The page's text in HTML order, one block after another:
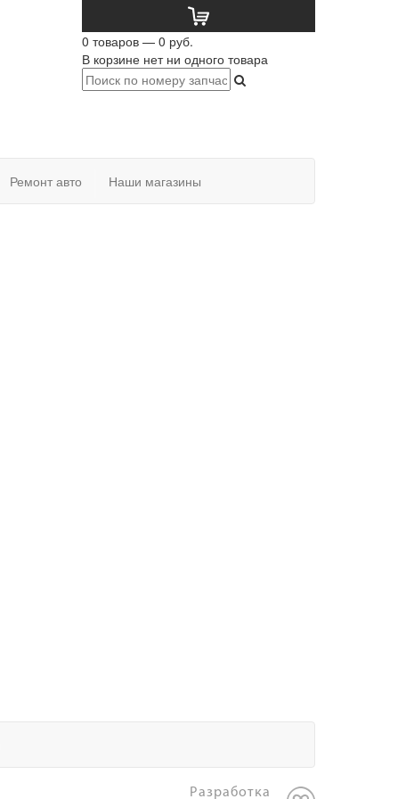
0 товаров — 0 руб.
В корзине нет ни одного товара
Ремонт авто Наши магазины
Разработка